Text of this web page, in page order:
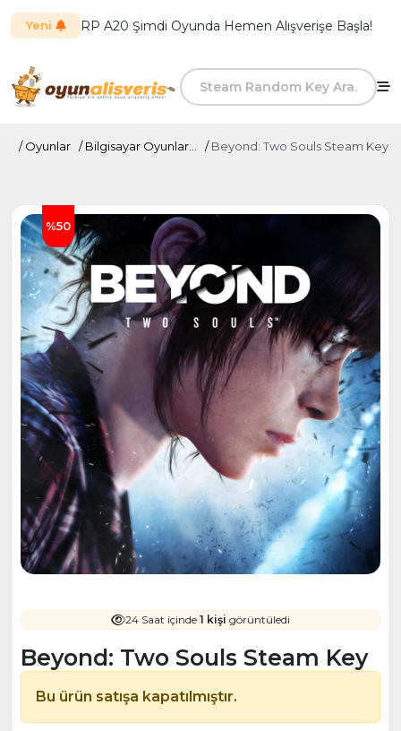
Yeni RP A20 Şimdi Oyunda Hemen Alışverişe Başla!
Oyunlar Bilgisayar Oyunlar... Beyond: Two Souls Steam Key
%50
24 Saat içinde 1 kişi görüntüledi
Beyond: Two Souls Steam Key
Bu ürün satışa kapatılmıştır.